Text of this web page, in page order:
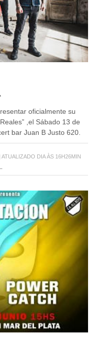
oficialmente su
,el Sábado 13 de
bar Juan B Justo 620.
DIA ÀS 16H26MIN